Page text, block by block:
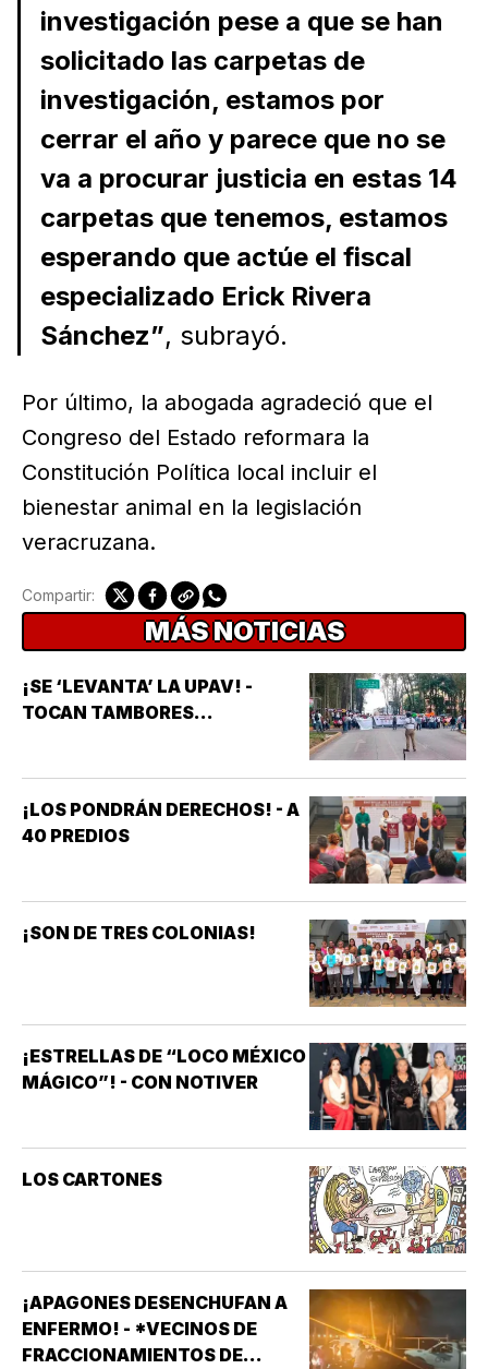
investigación pese a que se han
solicitado las carpetas de
investigación, estamos por
cerrar el año y parece que no se
va a procurar justicia en estas 14
carpetas que tenemos, estamos
esperando que actúe el fiscal
especializado Erick Rivera
Sánchez”, subrayó.
Por último, la abogada agradeció que el
Congreso del Estado reformara la
Constitución Política local incluir el
bienestar animal en la legislación
veracruzana.
Compartir:
MÁS NOTICIAS
¡SE ‘LEVANTA’ LA UPAV! -
TOCAN TAMBORES...
¡LOS PONDRÁN DERECHOS! - A
40 PREDIOS
¡SON DE TRES COLONIAS!
¡ESTRELLAS DE “LOCO MÉXICO
MÁGICO”! - CON NOTIVER
LOS CARTONES
¡APAGONES DESENCHUFAN A
ENFERMO! - *VECINOS DE
FRACCIONAMIENTOS DE